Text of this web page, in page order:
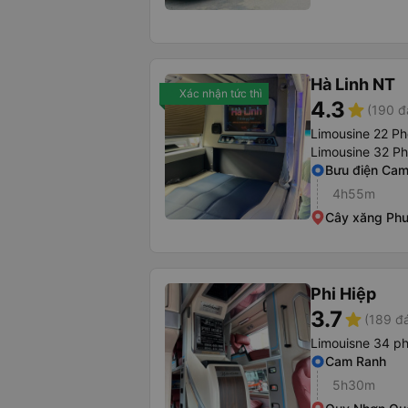
Xác nhận tức thì Hà Linh NT
4.3star (190
Limousine 22
Limousine 32
Bưu điện
4h55m
Cây xăng
Phi Hiệp
3.7star (189
Limouisne 34
Cam Ranh
5h30m